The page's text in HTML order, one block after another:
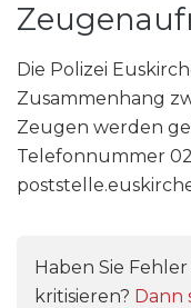
Die Polizei
Zusammenhang
Zeugen werden
Telefonnummer
Haben Sie
kritisieren? Dann